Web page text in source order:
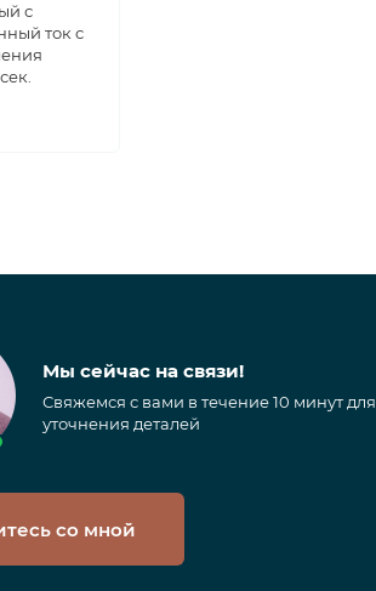
с
ток с
Мы сейчас на связи!
Свяжемся с вами в течение 10 минут для
уточнения деталей
со мной